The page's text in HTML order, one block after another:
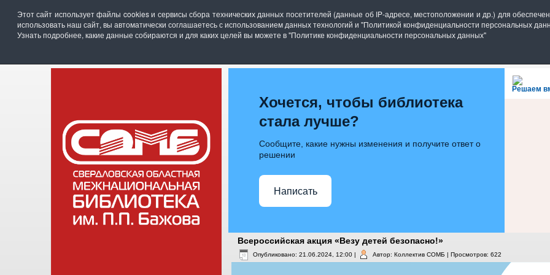
г. Екатеринбург, ул. Академика Бардина, 28
телефон: (343)211-07-00, эл.почта :somb@egov66.ru
Решаем
Хочется, чтобы библиотека
стала лучше?
Сообщите, какие нужны изменения и получите ответ о
решении
Написать
Всероссийская акция «Везу детей безопасно!»
Опубликовано: 21.06.2024, 12:00 | Автор: Коллектив СОМБ | Просмотров: 622
Этот сайт использует файлы cookies и сервисы сбора технических данных посетителей (данные об IP-адресе, местоположении и др.) для
использовать наш сайт, вы автоматически соглашаетесь с использованием данных технологий и "Политикой конфиденциальности персональных
Узнать подробнее, какие данные собираются и для каких целей вы можете в "Политике конфиденциальности персональных данных"